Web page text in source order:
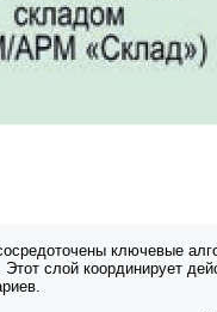
ключевые
Этот слой координирует